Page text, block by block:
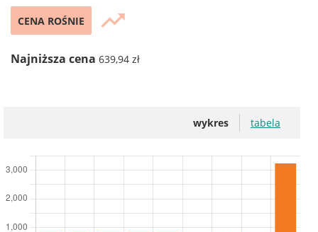
CENA ROŚNIE trending_up
Najniższa cena 639,94 zł
wykres tabela